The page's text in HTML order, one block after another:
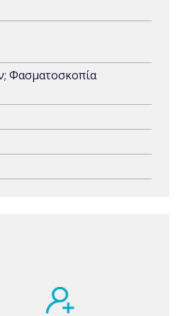
Φασματοσκοπία